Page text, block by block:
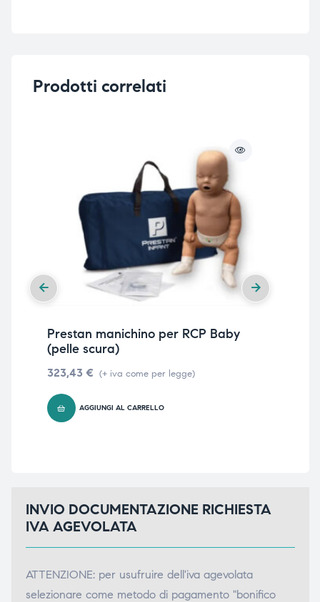
Prodotti correlati
Prestan manichino per RCP Baby
(pelle scura)
323,43 € (+ iva come per legge)
AGGIUNGI AL CARRELLO
INVIO DOCUMENTAZIONE RICHIESTA
IVA AGEVOLATA
ATTENZIONE: per usufruire dell'iva agevolata
selezionare come metodo di pagamento "bonifico